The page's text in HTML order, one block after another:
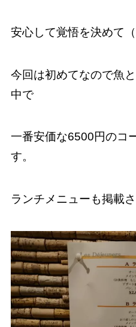
安心して覚悟を決めて
今回は初めてなので魚
中で
一番安価な6500円のコ
す。
ランチメニューも掲載さ